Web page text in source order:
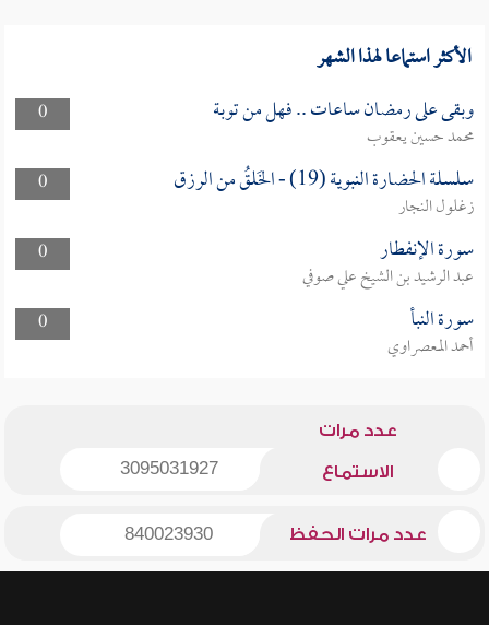
الأكثر استماعا لهذا الشهر
0 وبقى على رمضان ساعات .. فهل من توبة
محمد حسين يعقوب
0
سلسلة الحضارة النبوية (19) - الخَلقُ من الرزق
زغلول النجار
0
سورة الإنفطار
عبد الرشيد بن الشيخ علي صوفي
0
سورة النبأ
أحمد المعصراوي
عدد مرات
الاستماع 3095031927
عدد مرات الحفظ 840023930